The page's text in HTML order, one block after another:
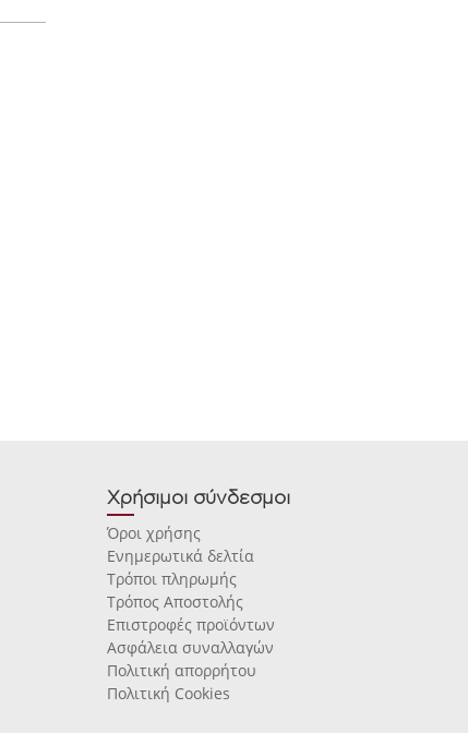
Χρήσιμοι σύνδεσμοι
Όροι χρήσης
Ενημερωτικά δελτία
Τρόποι πληρωμής
Τρόπος Αποστολής
Επιστροφές προϊόντων
Ασφάλεια συναλλαγών
Πολιτική απορρήτου
Πολιτική Cookies